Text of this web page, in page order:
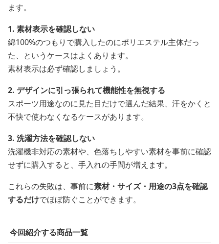
ます。
1. 素材表示を確認しない
綿100%のつもりで購入したのにポリエステル主体だっ
た、というケースはよくあります。
素材表示は必ず確認しましょう。
2. デザインに引っ張られて機能性を無視する
スポーツ用途なのに見た目だけで選んだ結果、汗をかくと
不快で使わなくなるケースがあります。
3. 洗濯方法を確認しない
洗濯機非対応の素材や、色落ちしやすい素材を事前に確認
せずに購入すると、手入れの手間が増えます。
これらの失敗は、事前に素材・サイズ・用途の3点を確認
するだけでほぼ防ぐことができます。
今回紹介する商品一覧